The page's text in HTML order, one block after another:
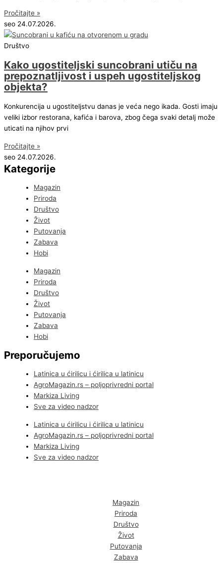
Pročitajte »
seo 24.07.2026.
Društvo
Kako ugostiteljski suncobrani utiču na
prepoznatljivost i uspeh ugostiteljskog
objekta?
Konkurencija u ugostiteljstvu danas je veća nego ikada. Gosti imaju
veliki izbor restorana, kafića i barova, zbog čega svaki detalj može
uticati na njihov prvi
Pročitajte »
seo 24.07.2026.
Kategorije
Magazin
Priroda
Društvo
Život
Putovanja
Zabava
Hobi
Magazin
Priroda
Društvo
Život
Putovanja
Zabava
Hobi
Preporučujemo
Latinica u ćirilicu i ćirilica u latinicu
AgroMagazin.rs – poljoprivredni portal
Markiza Living
Sve za video nadzor
Latinica u ćirilicu i ćirilica u latinicu
AgroMagazin.rs – poljoprivredni portal
Markiza Living
Sve za video nadzor
Magazin
Priroda
Društvo
Život
Putovanja
Zabava